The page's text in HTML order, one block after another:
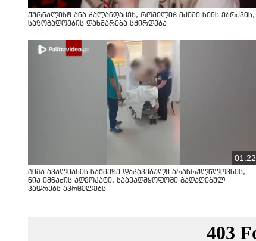
ჟურნალისტ ანა კალანდაძეს, რომელიც მძიმე სენს ებრძვის,
საზოგადოების დახმარება სჭირდება
01:22
გიგა ავალიანის საქმეზე დაკავებული არასრულწლოვნის,
ნია იმნაძის ადვოკატი, საავადმყოფოში გადაღებულ
კადრებს ავრცელებს